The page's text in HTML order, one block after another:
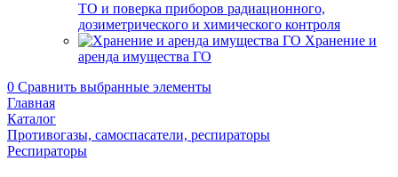
ТО и поверка приборов радиационного,
дозиметрического и химического контроля
Хранение и
аренда имущества ГО
0 Сравнить выбранные элементы
Главная
Каталог
Противогазы, самоспасатели, респираторы
Респираторы